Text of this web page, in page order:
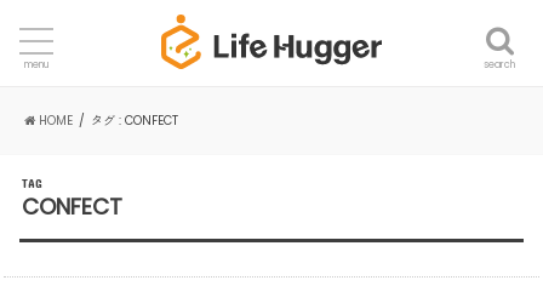
search
menu
HOME タグ : CONFECT
TAG
CONFECT